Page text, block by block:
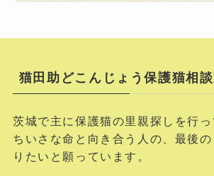
猫田助どこんじょう保護猫相
茨城で主に保護猫の里親探しを行っ
ちいさな命と向き合う人の、最後
りたいと願っています。